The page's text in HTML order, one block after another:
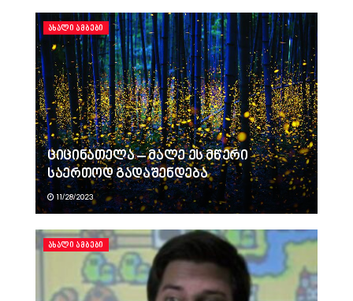
ᲐᲮᲐᲚᲘ ᲐᲛᲑᲔᲑᲘ
ციცინათელა – მალე ეს მწერი
საერთოდ გადაშენდება
11/28/2023
ᲐᲮᲐᲚᲘ ᲐᲛᲑᲔᲑᲘ